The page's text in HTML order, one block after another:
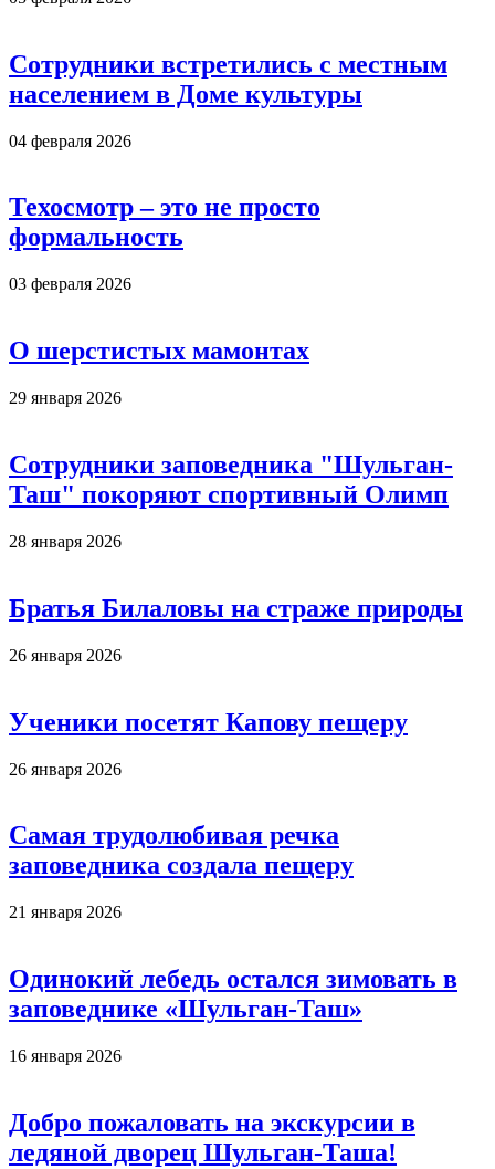
Сотрудники встретились с местным
населением в Доме культуры
04 февраля 2026
Техосмотр – это не просто
формальность
03 февраля 2026
О шерстистых мамонтах
29 января 2026
Сотрудники заповедника "Шульган-
Таш" покоряют спортивный Олимп
28 января 2026
Братья Билаловы на страже природы
26 января 2026
Ученики посетят Капову пещеру
26 января 2026
Самая трудолюбивая речка
заповедника создала пещеру
21 января 2026
Одинокий лебедь остался зимовать в
заповеднике «Шульган-Таш»
16 января 2026
Добро пожаловать на экскурсии в
ледяной дворец Шульган-Таша!